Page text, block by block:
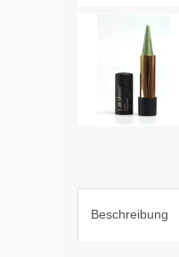
Beschreibung